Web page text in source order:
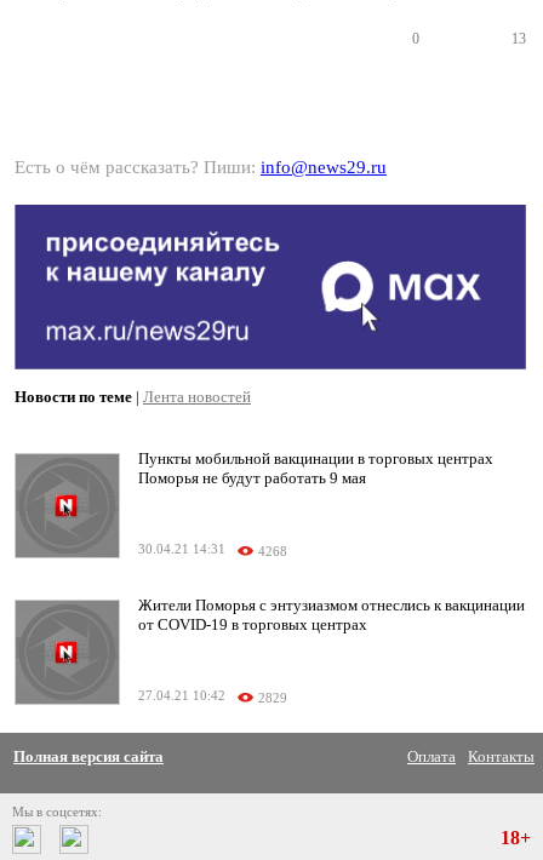
0 13
Есть о чём рассказать? Пиши: info@news29.ru
Новости по теме | Лента новостей
Пункты мобильной вакцинации в торговых центрах
Поморья не будут работать 9 мая
30.04.21 14:31 4268
Жители Поморья с энтузиазмом отнеслись к вакцинации
от COVID-19 в торговых центрах
27.04.21 10:42 2829
Полная версия сайта Оплата Контакты
Мы в соцсетях:
18+